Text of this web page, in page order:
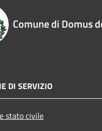
Comune di Domus
DI SERVIZIO
stato civile